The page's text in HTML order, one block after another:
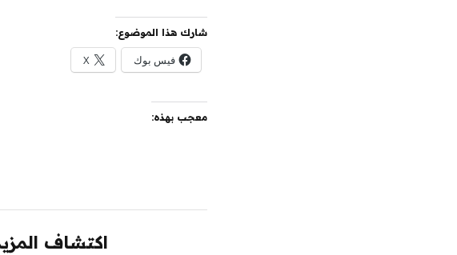
شارك هذا الموضوع:
فيس بوك X
معجب بهذه:
اكتشاف